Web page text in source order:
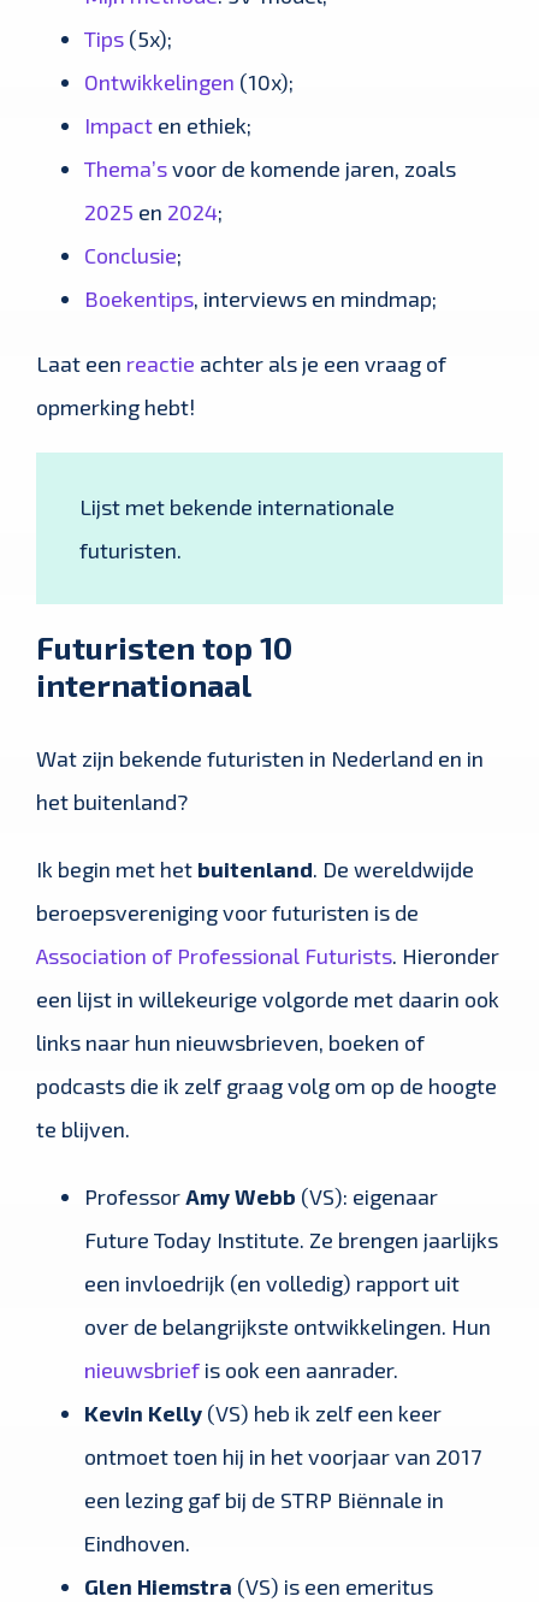
Tips(5x);
Ontwikkelingen (10x);
Impacten ethiek;
Thema’svoor de komende jaren, zoals
2025 en 2024;
Conclusie;
Boekentips, interviews en mindmap;
Laat een reactie achter als je een vraag of
opmerking hebt!
Lijst met bekende internationale
futuristen.
Futuristen top 10
internationaal
Wat zijn bekende futuristen in Nederland en in
het buitenland?
Ik begin met het buitenland. De wereldwijde
beroepsvereniging voor futuristen is de
Association of Professional Futurists. Hieronder
een lijst in willekeurige volgorde met daarin ook
links naar hun nieuwsbrieven, boeken of
podcasts die ik zelf graag volg om op de hoogte
te blijven.
ProfessorAmy Webb (VS): eigenaar
Future Today Institute. Ze brengen jaarlijks
een invloedrijk (en volledig) rapport uit
over de belangrijkste ontwikkelingen. Hun
nieuwsbriefis ook een aanrader.
Kevin Kelly(VS) heb ik zelf een keer
ontmoet toen hij in het voorjaar van 2017
een lezing gaf bij de STRP Biënnale in
Eindhoven.
Glen Hiemstra (VS) is een emeritus